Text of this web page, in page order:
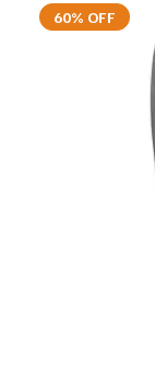
60% OFF